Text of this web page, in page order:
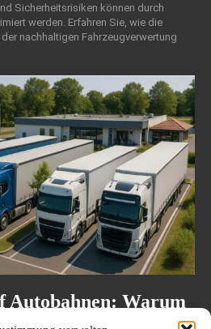
Sicherheitsrisiken können durch
werden. Erfahren Sie, wie die
nachhaltigen Fahrzeugverwertung
Autobahnen: Warum
Stellplätzen zum